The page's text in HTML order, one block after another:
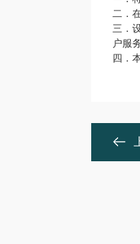
二．
三．
户服
四．